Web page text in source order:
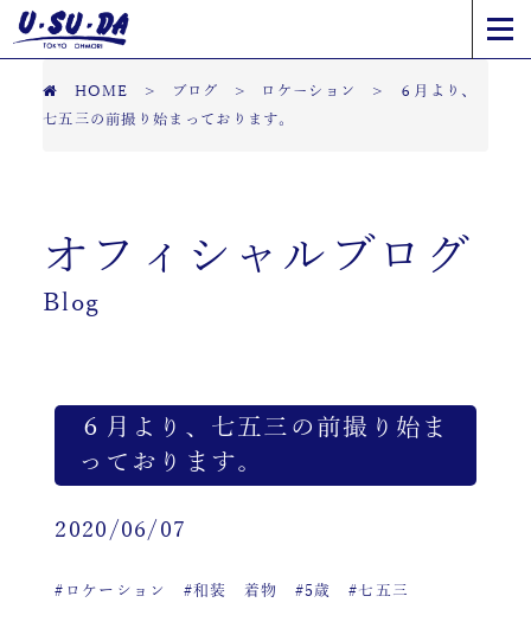
HOME > ブログ > ロケーション >
６月より、
七五三の前撮り始まっております。
オフィシャルブログ
Blog
６月より、七五三の前撮り始ま
っております。
2020/06/07
#ロケーション #和装 着物 #5歳 #七五三